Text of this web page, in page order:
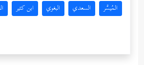
المُيسَّر السعدي البغوي ابن كثير